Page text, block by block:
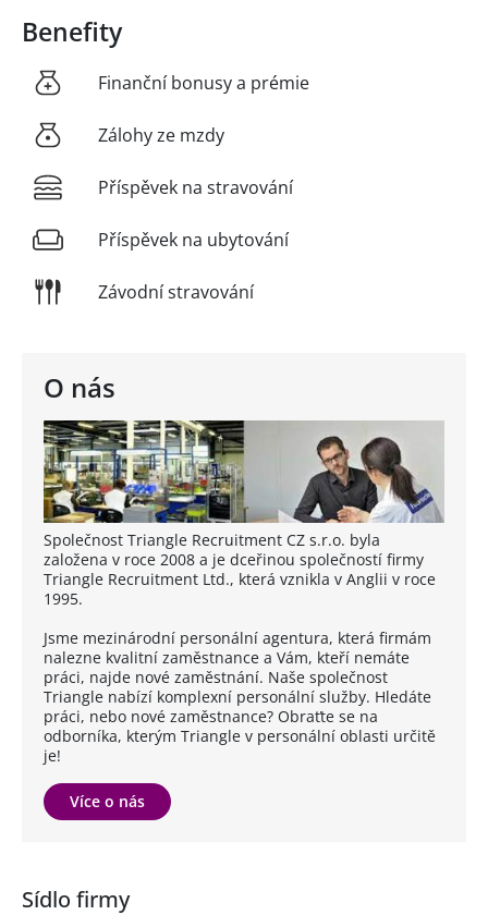
O nás
Společnost Triangle Recruitment CZ s.r.o. byla
založena v roce 2008 a je dceřinou společností firmy
Triangle Recruitment Ltd., která vznikla v Anglii v roce
1995.
Jsme mezinárodní personální agentura, která firmám
nalezne kvalitní zaměstnance a Vám, kteří nemáte
práci, najde nové zaměstnání. Naše společnost
Triangle nabízí komplexní personální služby. Hledáte
práci, nebo nové zaměstnance? Obraťte se na
odborníka, kterým Triangle v personální oblasti určitě
je!
Více o nás
Benefity
Finanční bonusy a prémie
Zálohy ze mzdy
Příspěvek na stravování
Příspěvek na ubytování
Závodní stravování
Sídlo firmy